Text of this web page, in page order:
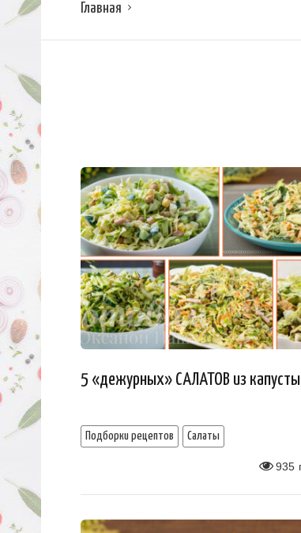
Главная
5 «дежурных» САЛАТОВ из капусты
Подборки рецептов Салаты
935